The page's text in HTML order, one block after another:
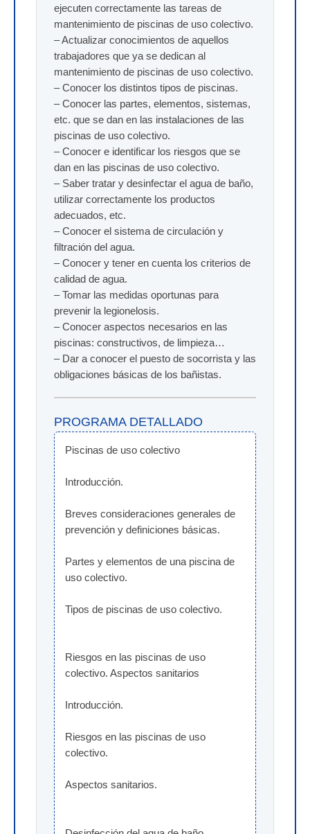
ejecuten correctamente las tareas de
mantenimiento de piscinas de uso colectivo.
– Actualizar conocimientos de aquellos
trabajadores que ya se dedican al
mantenimiento de piscinas de uso colectivo.
– Conocer los distintos tipos de piscinas.
– Conocer las partes, elementos, sistemas,
etc. que se dan en las instalaciones de las
piscinas de uso colectivo.
– Conocer e identificar los riesgos que se
dan en las piscinas de uso colectivo.
– Saber tratar y desinfectar el agua de baño,
utilizar correctamente los productos
adecuados, etc.
– Conocer el sistema de circulación y
filtración del agua.
– Conocer y tener en cuenta los criterios de
calidad de agua.
– Tomar las medidas oportunas para
prevenir la legionelosis.
– Conocer aspectos necesarios en las
piscinas: constructivos, de limpieza…
– Dar a conocer el puesto de socorrista y las
obligaciones básicas de los bañistas.
PROGRAMA DETALLADO
Piscinas de uso colectivo
Introducción.
Breves consideraciones generales de
prevención y definiciones básicas.
Partes y elementos de una piscina de
uso colectivo.
Tipos de piscinas de uso colectivo.
Riesgos en las piscinas de uso
colectivo. Aspectos sanitarios
Introducción.
Riesgos en las piscinas de uso
colectivo.
Aspectos sanitarios.